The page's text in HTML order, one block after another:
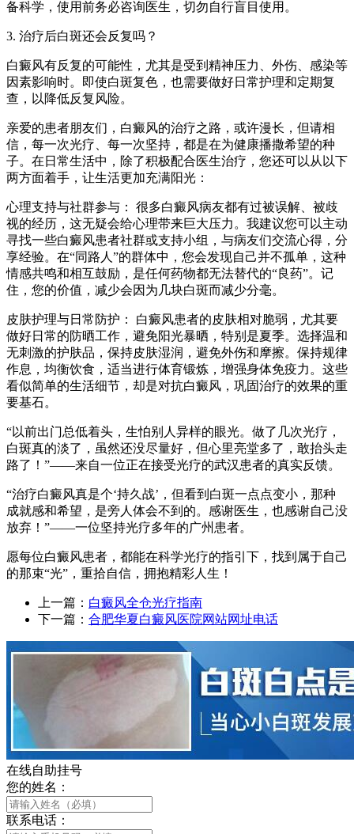
备科学，使用前务必咨询医生，切勿自行盲目使用。
3. 治疗后白斑还会反复吗？
白癜风有反复的可能性，尤其是受到精神压力、外伤、感染等
因素影响时。即使白斑复色，也需要做好日常护理和定期复
查，以降低反复风险。
亲爱的患者朋友们，白癜风的治疗之路，或许漫长，但请相
信，每一次光疗、每一次坚持，都是在为健康播撒希望的种
子。在日常生活中，除了积极配合医生治疗，您还可以从以下
两方面着手，让生活更加充满阳光：
心理支持与社群参与： 很多白癜风病友都有过被误解、被歧
视的经历，这无疑会给心理带来巨大压力。我建议您可以主动
寻找一些白癜风患者社群或支持小组，与病友们交流心得，分
享经验。在“同路人”的群体中，您会发现自己并不孤单，这种
情感共鸣和相互鼓励，是任何药物都无法替代的“良药”。记
住，您的价值，减少会因为几块白斑而减少分毫。
皮肤护理与日常防护： 白癜风患者的皮肤相对脆弱，尤其要
做好日常的防晒工作，避免阳光暴晒，特别是夏季。选择温和
无刺激的护肤品，保持皮肤湿润，避免外伤和摩擦。保持规律
作息，均衡饮食，适当进行体育锻炼，增强身体免疫力。这些
看似简单的生活细节，却是对抗白癜风，巩固治疗的效果的重
要基石。
“以前出门总低着头，生怕别人异样的眼光。做了几次光疗，
白斑真的淡了，虽然还没尽量好，但心里亮堂多了，敢抬头走
路了！”——来自一位正在接受光疗的武汉患者的真实反馈。
“治疗白癜风真是个‘持久战’，但看到白斑一点点变小，那种
成就感和希望，是旁人体会不到的。感谢医生，也感谢自己没
放弃！”——一位坚持光疗多年的广州患者。
愿每位白癜风患者，都能在科学光疗的指引下，找到属于自己
的那束“光”，重拾自信，拥抱精彩人生！
上一篇： 白癜风全仓光疗指南
下一篇： 合肥华夏白癜风医院网站网址电话
在线自助挂号
您的姓名：
联系电话：